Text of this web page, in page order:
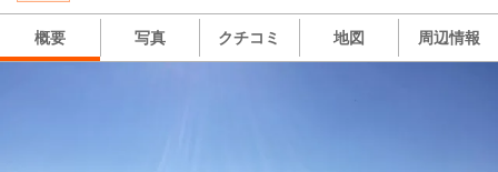
概要 写真 クチコミ 地図 周辺情報